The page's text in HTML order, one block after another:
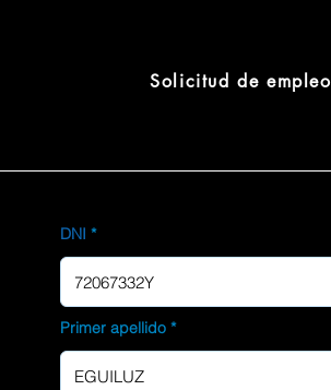
Solicitud de empleo
DNI
Primer apellido